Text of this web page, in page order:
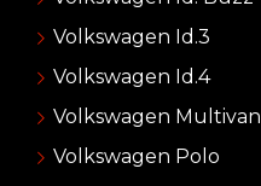
Volkswagen Id.3
Volkswagen Id.4
Volkswagen Multivan
Volkswagen Polo